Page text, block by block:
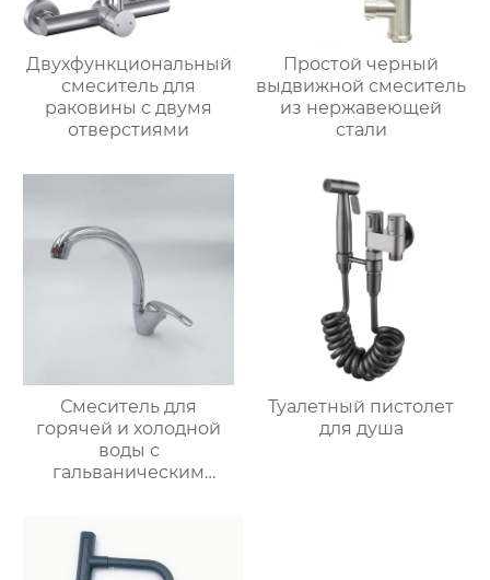
Двухфункциональный
смеситель для
раковины с двумя
отверстиями
Простой черный
выдвижной смеситель
из нержавеющей
стали
Смеситель для
горячей и холодной
воды с
гальваническим
Туалетный пистолет
для душа